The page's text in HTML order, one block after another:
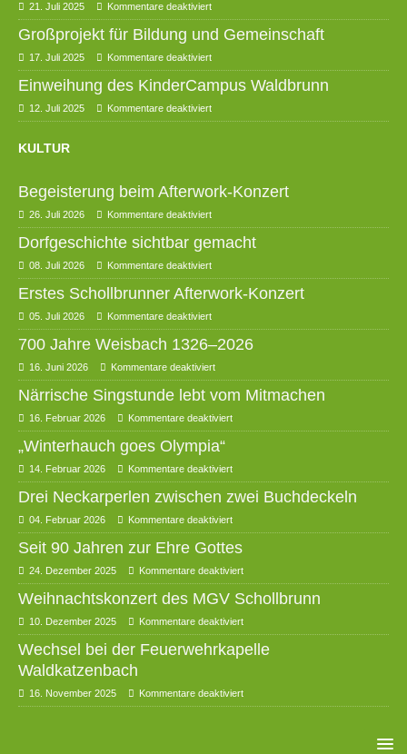
21. Juli 2025 Kommentare deaktiviert
Großprojekt für Bildung und Gemeinschaft
17. Juli 2025 Kommentare deaktiviert
Einweihung des KinderCampus Waldbrunn
12. Juli 2025 Kommentare deaktiviert
KULTUR
Begeisterung beim Afterwork-Konzert
26. Juli 2026 Kommentare deaktiviert
Dorfgeschichte sichtbar gemacht
08. Juli 2026 Kommentare deaktiviert
Erstes Schollbrunner Afterwork-Konzert
05. Juli 2026 Kommentare deaktiviert
700 Jahre Weisbach 1326–2026
16. Juni 2026 Kommentare deaktiviert
Närrische Singstunde lebt vom Mitmachen
16. Februar 2026 Kommentare deaktiviert
„Winterhauch goes Olympia“
14. Februar 2026 Kommentare deaktiviert
Drei Neckarperlen zwischen zwei Buchdeckeln
04. Februar 2026 Kommentare deaktiviert
Seit 90 Jahren zur Ehre Gottes
24. Dezember 2025 Kommentare deaktiviert
Weihnachtskonzert des MGV Schollbrunn
10. Dezember 2025 Kommentare deaktiviert
Wechsel bei der Feuerwehrkapelle
Waldkatzenbach
16. November 2025 Kommentare deaktiviert